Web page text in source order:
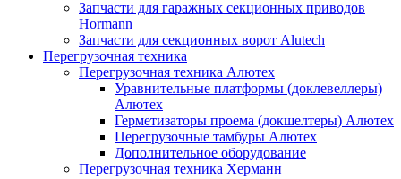
Запчасти для гаражных секционных приводов
Hormann
Запчасти для секционных ворот Alutech
Перегрузочная техника
Перегрузочная техника Алютех
Уравнительные платформы (доклевеллеры)
Алютех
Герметизаторы проема (докшелтеры) Алютех
Перегрузочные тамбуры Алютех
Дополнительное оборудование
Перегрузочная техника Херманн